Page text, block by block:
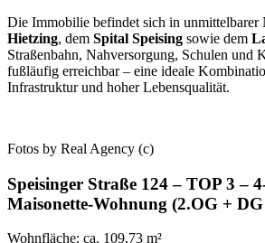
Die Immobilie befindet sich in unmittelbarer
Hietzing, dem Spital Speising sowie dem
Straßenbahn, Nahversorgung, Schulen und
fußläufig erreichbar – eine ideale
Infrastruktur und hoher Lebensqualität.
Fotos by Real Agency (c)
Speisinger Straße 124 – TOP 3–
Maisonette-Wohnung (2.OG +
Wohnfläche: ca. 109,73 m²